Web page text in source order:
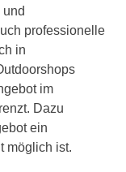
professionelle
in
im
Dazu
ein
möglich ist.